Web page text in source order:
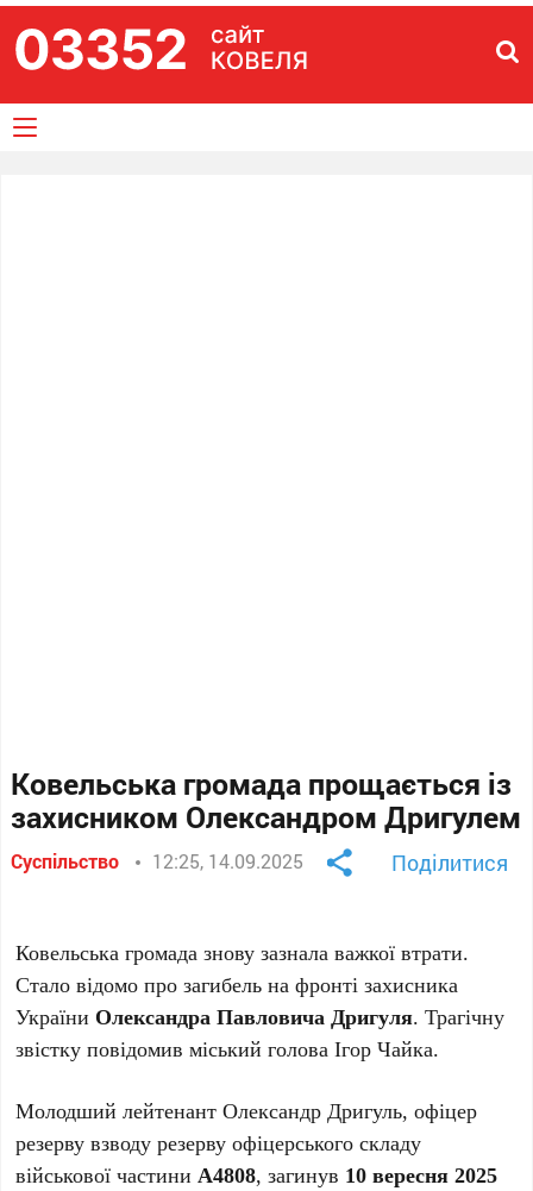
Ковельська громада прощається із
захисником Олександром Дригулем
Суспільство 12:25, 14.09.2025 Поділитися
Ковельська громада знову зазнала важкої втрати.
Стало відомо про загибель на фронті захисника
України Олександра Павловича Дригуля. Трагічну
звістку повідомив міський голова Ігор Чайка.
Молодший лейтенант Олександр Дригуль, офіцер
резерву взводу резерву офіцерського складу
військової частиниА4808, загинув 10 вересня 2025